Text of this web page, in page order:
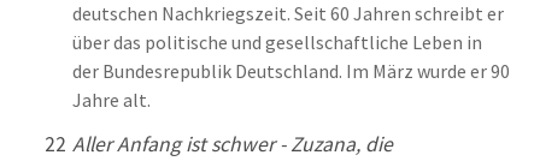
deutschen Nachkriegszeit. Seit 60 Jahren schreibt er
über das politische und gesellschaftliche Leben in
der Bundesrepublik Deutschland. Im März wurde er 90
Jahre alt.
22 Aller Anfang ist schwer - Zuzana, die